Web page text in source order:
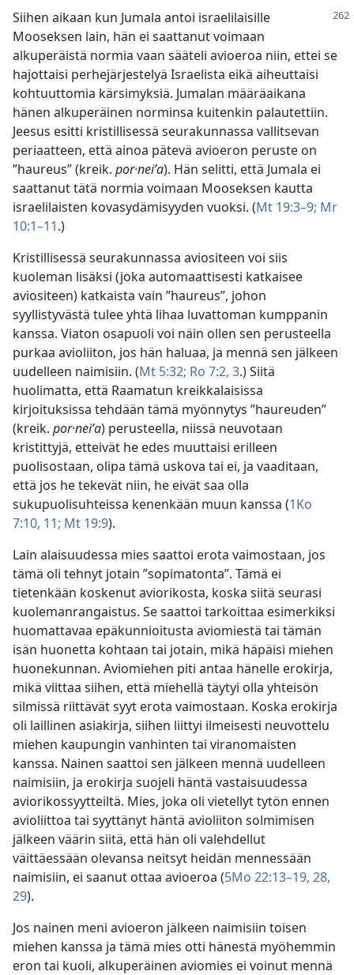
Siihen aikaan kun Jumala antoi israelilaisille
Mooseksen lain, hän ei saattanut voimaan
alkuperäistä normia vaan sääteli avioeroa niin, ettei se
hajottaisi perhejärjestelyä Israelista eikä aiheuttaisi
kohtuuttomia kärsimyksiä. Jumalan määräaikana
hänen alkuperäinen norminsa kuitenkin palautettiin.
Jeesus esitti kristillisessä seurakunnassa vallitsevan
periaatteen, että ainoa pätevä avioeron peruste on
”haureus” (kreik. por·neiʹa). Hän selitti, että Jumala ei
saattanut tätä normia voimaan Mooseksen kautta
israelilaisten kovasydämisyyden vuoksi. (Mt 19:3–9; Mr
10:1–11.)
Kristillisessä seurakunnassa aviositeen voi siis
kuoleman lisäksi (joka automaattisesti katkaisee
aviositeen) katkaista vain ”haureus”, johon
syyllistyvästä tulee yhtä lihaa luvattoman kumppanin
kanssa. Viaton osapuoli voi näin ollen sen perusteella
purkaa avioliiton, jos hän haluaa, ja mennä sen jälkeen
uudelleen naimisiin. (Mt 5:32; Ro 7:2, 3.) Siitä
huolimatta, että Raamatun kreikkalaisissa
kirjoituksissa tehdään tämä myönnytys ”haureuden”
(kreik. por·neiʹa) perusteella, niissä neuvotaan
kristittyjä, etteivät he edes muuttaisi erilleen
puolisostaan, olipa tämä uskova tai ei, ja vaaditaan,
että jos he tekevät niin, he eivät saa olla
sukupuolisuhteissa kenenkään muun kanssa (1Ko
7:10, 11; Mt 19:9).
Lain alaisuudessa mies saattoi erota vaimostaan, jos
tämä oli tehnyt jotain ”sopimatonta”. Tämä ei
tietenkään koskenut aviorikosta, koska siitä seurasi
kuolemanrangaistus. Se saattoi tarkoittaa esimerkiksi
huomattavaa epäkunnioitusta aviomiestä tai tämän
isän huonetta kohtaan tai jotain, mikä häpäisi miehen
huonekunnan. Aviomiehen piti antaa hänelle erokirja,
mikä viittaa siihen, että miehellä täytyi olla yhteisön
silmissä riittävät syyt erota vaimostaan. Koska erokirja
oli laillinen asiakirja, siihen liittyi ilmeisesti neuvottelu
miehen kaupungin vanhinten tai viranomaisten
kanssa. Nainen saattoi sen jälkeen mennä uudelleen
naimisiin, ja erokirja suojeli häntä vastaisuudessa
aviorikossyytteiltä. Mies, joka oli vietellyt tytön ennen
avioliittoa tai syyttänyt häntä avioliiton solmimisen
jälkeen väärin siitä, että hän oli valehdellut
väittäessään olevansa neitsyt heidän mennessään
naimisiin, ei saanut ottaa avioeroa (5Mo 22:13–19, 28,
29).
Jos nainen meni avioeron jälkeen naimisiin toisen
miehen kanssa ja tämä mies otti hänestä myöhemmin
eron tai kuoli, alkuperäinen aviomies ei voinut mennä